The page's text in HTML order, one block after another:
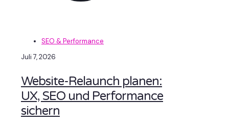
SEO & Performance
Juli 7, 2026
Website-Relaunch planen:
UX, SEO und Performance
sichern